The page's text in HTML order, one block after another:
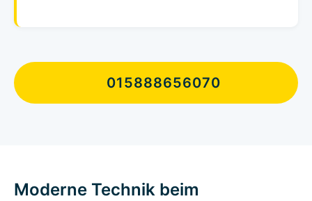
015888656070
Moderne Technik beim